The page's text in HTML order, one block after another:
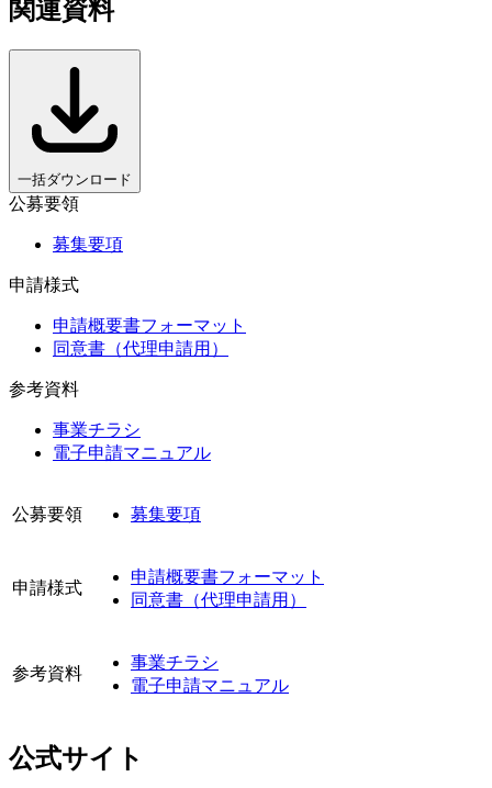
関連資料
一括ダウンロード
公募要領
募集要項
申請様式
申請概要書フォーマット
同意書（代理申請用）
参考資料
事業チラシ
電子申請マニュアル
公募要領 募集要項
申請様式
申請概要書フォーマット
同意書（代理申請用）
参考資料
事業チラシ
電子申請マニュアル
公式サイト